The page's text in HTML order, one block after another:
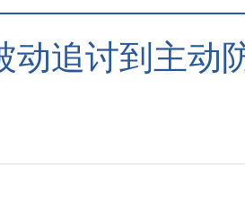
动追讨到主动